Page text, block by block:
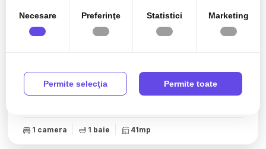
Garsoniera Aviatiei - Alexandru Serbanescu | 41 Mp
| Decomandata
Bucuresti, Aviatiei 500€
1 camera 1 baie 41mp
Necesare Preferinţe Statistici Marketing
Permite selecţia Permite toate